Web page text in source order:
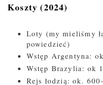
Koszty (2024)
Loty (my mieliśmy
powiedzieć)
Wstęp Argentyna:
Wstęp Brazylia: ok
Rejs łodzią: ok.